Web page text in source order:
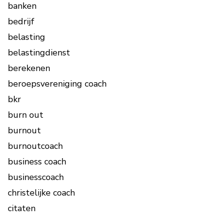
banken
bedrijf
belasting
belastingdienst
berekenen
beroepsvereniging coach
bkr
burn out
burnout
burnoutcoach
business coach
businesscoach
christelijke coach
citaten